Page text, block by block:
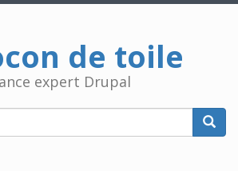
de toile
expert Drupal